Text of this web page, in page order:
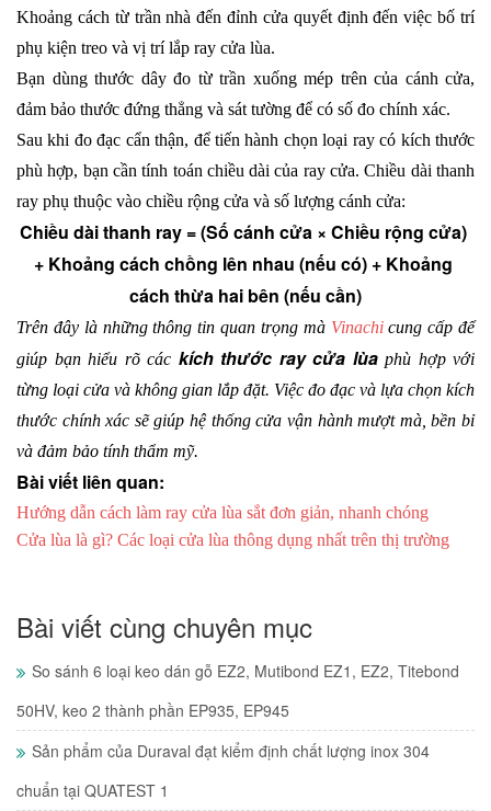
Khoảng cách từ trần nhà đến đỉnh cửa quyết định đến việc bố trí
phụ kiện treo và vị trí lắp ray cửa lùa.
Bạn dùng thước dây đo từ trần xuống mép trên của cánh cửa,
đảm bảo thước đứng thẳng và sát tường để có số đo chính xác.
Sau khi đo đạc cẩn thận, để tiến hành chọn loại ray có kích thước
phù hợp, bạn cần tính toán chiều dài của ray cửa. Chiều dài thanh
ray phụ thuộc vào chiều rộng cửa và số lượng cánh cửa:
Chiều dài thanh ray = (Số cánh cửa × Chiều rộng cửa)
+ Khoảng cách chồng lên nhau (nếu có) + Khoảng
cách thừa hai bên (nếu cần)
Trên đây là những thông tin quan trọng mà Vinachi cung cấp để
giúp bạn hiểu rõ các kích thước ray cửa lùa phù hợp với
từng loại cửa và không gian lắp đặt. Việc đo đạc và lựa chọn kích
thước chính xác sẽ giúp hệ thống cửa vận hành mượt mà, bền bỉ
và đảm bảo tính thẩm mỹ.
Bài viết liên quan:
Hướng dẫn cách làm ray cửa lùa sắt đơn giản, nhanh chóng
Cửa lùa là gì? Các loại cửa lùa thông dụng nhất trên thị trường
Bài viết cùng chuyên mục
So sánh 6 loại keo dán gỗ EZ2, Mutibond EZ1, EZ2, Titebond
50HV, keo 2 thành phần EP935, EP945
Sản phẩm của Duraval đạt kiểm định chất lượng inox 304
chuẩn tại QUATEST 1